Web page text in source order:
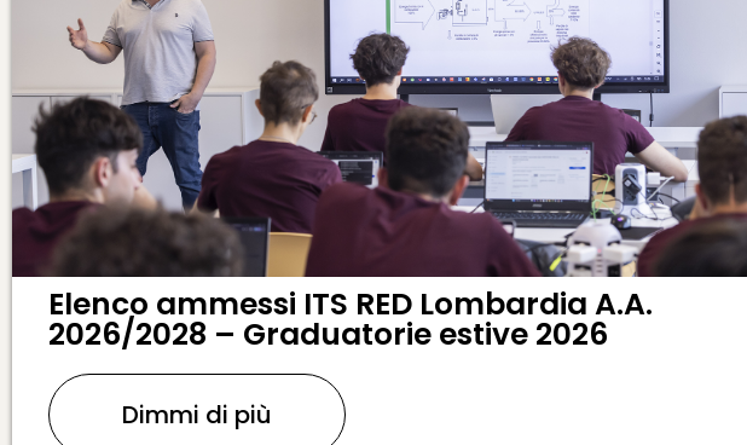
Elenco ammessi ITS RED Lombardia A.A.
2026/2028 – Graduatorie estive 2026
Dimmi di più